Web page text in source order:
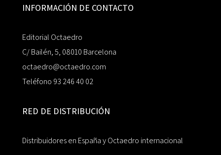
INFORMACIÓN DE CONTACTO
Editorial Octaedro
C/ Bailén, 5, 08010 Barcelona
octaedro@octaedro.com
Teléfono 93 246 40 02
RED DE DISTRIBUCIÓN
Distribuidores en España y Octaedro internacional